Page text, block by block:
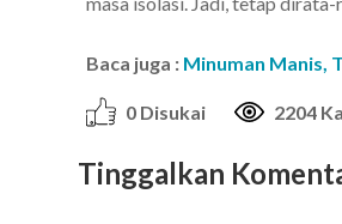
Baca juga : Minuman Manis,
0 Disukai 2204
Tinggalkan